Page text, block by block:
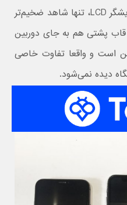
نداشته و به خاطر استفاده از نمایشگر LCD، تنها شاهد ضخیم‌تر
پشتی هم به جای دوربین
است و واقعا تفاوت خاصی
دیده نمی‌شود.